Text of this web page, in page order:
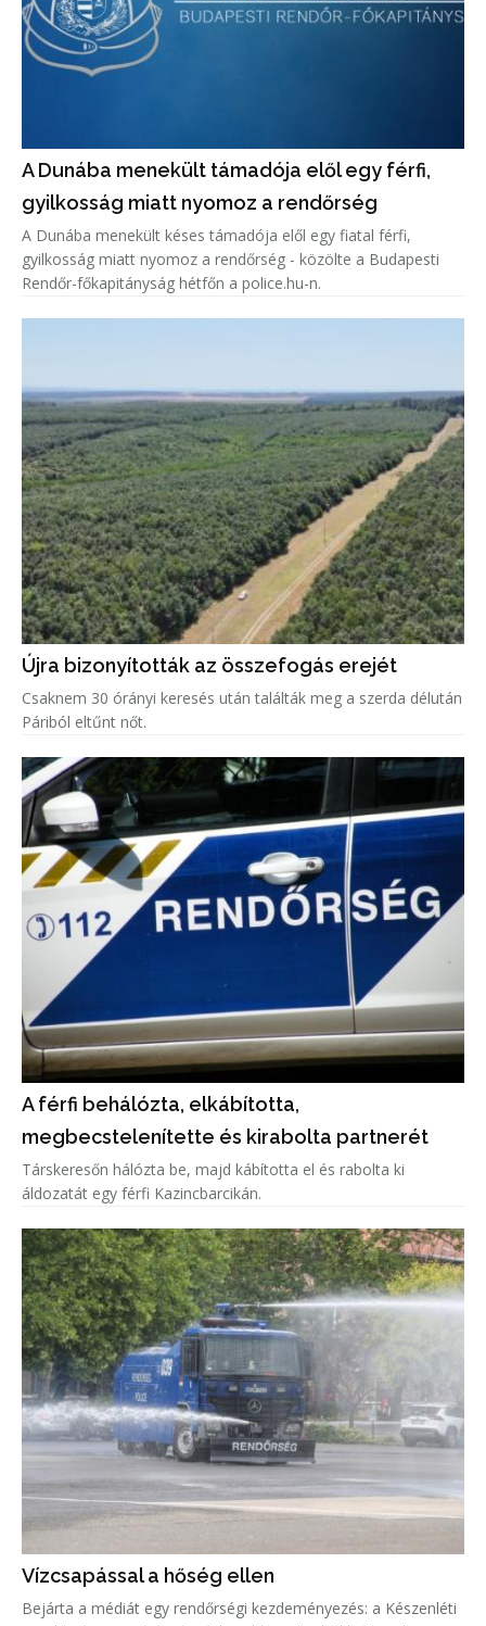
A Dunába menekült támadója elől egy férfi,
gyilkosság miatt nyomoz a rendőrség
A Dunába menekült késes támadója elől egy fiatal férfi,
gyilkosság miatt nyomoz a rendőrség - közölte a Budapesti
Rendőr-főkapitányság hétfőn a police.hu-n.
Újra bizonyították az összefogás erejét
Csaknem 30 órányi keresés után találták meg a szerda délután
Páriból eltűnt nőt.
A férfi behálózta, elkábította,
megbecstelenítette és kirabolta partnerét
Társkeresőn hálózta be, majd kábította el és rabolta ki
áldozatát egy férfi Kazincbarcikán.
Vízcsapással a hőség ellen
Bejárta a médiát egy rendőrségi kezdeményezés: a Készenléti